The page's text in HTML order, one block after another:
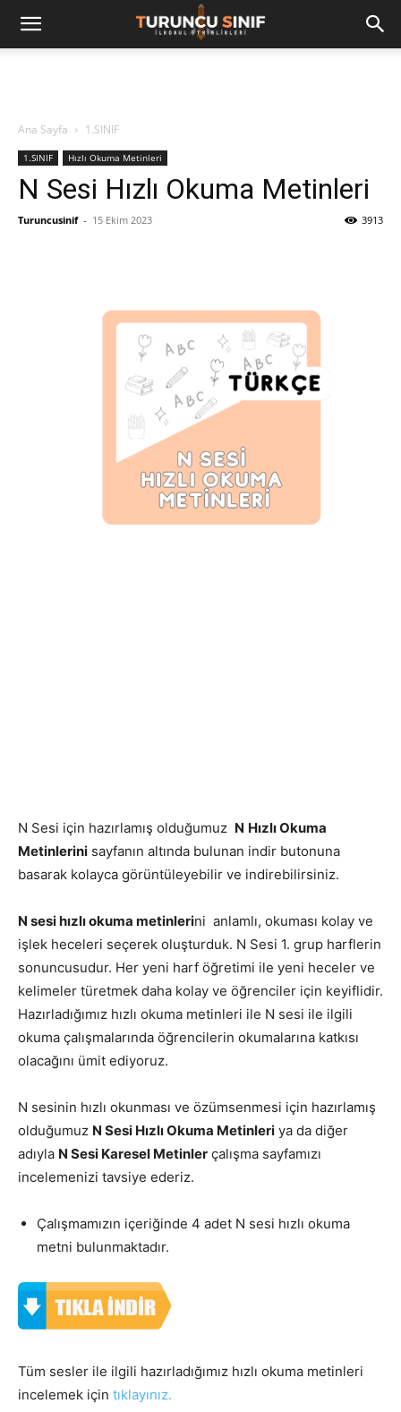
Ana Sayfa 1.SINIF
1.SINIF Hızlı Okuma Metinleri
N Sesi Hızlı Okuma Metinleri
Turuncusinif - 15 Ekim 2023 3913
N Sesi için hazırlamış olduğumuz N Hızlı Okuma
Metinlerini sayfanın altında bulunan indir butonuna
basarak kolayca görüntüleyebilir ve indirebilirsiniz.
N sesi hızlı okuma metinlerini anlamlı, okuması kolay ve
işlek heceleri seçerek oluşturduk. N Sesi 1. grup harflerin
sonuncusudur. Her yeni harf öğretimi ile yeni heceler ve
kelimeler türetmek daha kolay ve öğrenciler için keyiflidir.
Hazırladığımız hızlı okuma metinleri ile N sesi ile ilgili
okuma çalışmalarında öğrencilerin okumalarına katkısı
olacağını ümit ediyoruz.
N sesinin hızlı okunması ve özümsenmesi için hazırlamış
olduğumuz N Sesi Hızlı Okuma Metinleri ya da diğer
adıyla N Sesi Karesel Metinler çalışma sayfamızı
incelemenizi tavsiye ederiz.
Çalışmamızın içeriğinde 4 adet N sesi hızlı okuma
metni bulunmaktadır.
Tüm sesler ile ilgili hazırladığımız hızlı okuma metinleri
incelemek için tıklayınız.